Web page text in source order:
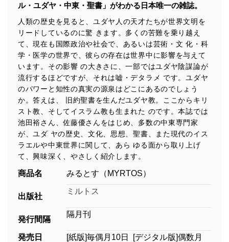
ル・ユダヤ・中東・聖書」がわかる日本唯一の雑誌。
人類の歴史を見ると、ユダヤ人の天才たちが世界文明を
リードしているのに驚 きます。多くの苦難を乗り越え
て、現在も国際政治や社会で、あるいは芸術・文 化・科
学・医学の世界で、彼らの存在は世界中に影響を与えて
います。その影響 の大きさに、一部ではユダヤ陰謀論が
流行するほどですが、それは嘘・デタラメ です。ユダヤ
のパワーと知性の真実の源泉はどこにあるのでしょう
か。答えは、 旧約聖書を生んだユダヤ教。ここからキリ
スト教、そしてイスラム教も生まれた のです。本誌では
池田裕さん、佐藤優さんをはじめ、多数の中東専門家
が、ユダ ヤの歴史、文化、思想、聖書、また現代のイス
ラエルや中東世界に関して、あら ゆる面から取り上げ
て、興味深く、やさしく紹介します。
商品名 みるとす（MYRTOS）
出版社
ミルトス
発行間隔
隔月刊
発売日
[紙版]毎偶月10日 [デジタル版]偶数月